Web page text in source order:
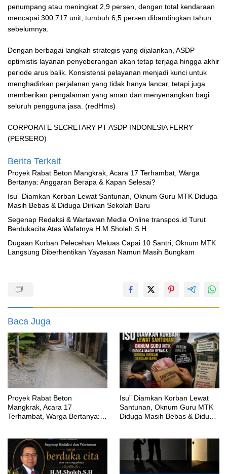
penumpang atau meningkat 2,9 persen, dengan total kendaraan
mencapai 300.717 unit, tumbuh 6,5 persen dibandingkan tahun
sebelumnya.
Dengan berbagai langkah strategis yang dijalankan, ASDP
optimistis layanan penyeberangan akan tetap terjaga hingga akhir
periode arus balik. Konsistensi pelayanan menjadi kunci untuk
menghadirkan perjalanan yang tidak hanya lancar, tetapi juga
memberikan pengalaman yang aman dan menyenangkan bagi
seluruh pengguna jasa. (redHms)
CORPORATE SECRETARY PT ASDP INDONESIA FERRY
(PERSERO)
Berita Terkait
Proyek Rabat Beton Mangkrak, Acara 17 Terhambat, Warga
Bertanya: Anggaran Berapa & Kapan Selesai?
‎Isu” Diamkan Korban Lewat Santunan, Oknum Guru MTK Diduga
Masih Bebas & Diduga Dirikan Sekolah Baru
Segenap Redaksi & Wartawan Media Online transpos.id Turut
Berdukacita Atas Wafatnya H.M.Sholeh.S.H
‎Dugaan Korban Pelecehan Meluas Capai 10 Santri, Oknum MTK
Langsung Diberhentikan Yayasan Namun Masih Bungkam
Baca Juga
Proyek Rabat Beton
Mangkrak, Acara 17
Terhambat, Warga Bertanya:
‎Isu” Diamkan Korban Lewat
Santunan, Oknum Guru MTK
Diduga Masih Bebas & Diduga